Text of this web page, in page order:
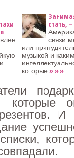
стать,
связи
или
музыкой и
которые » » »
которые
И